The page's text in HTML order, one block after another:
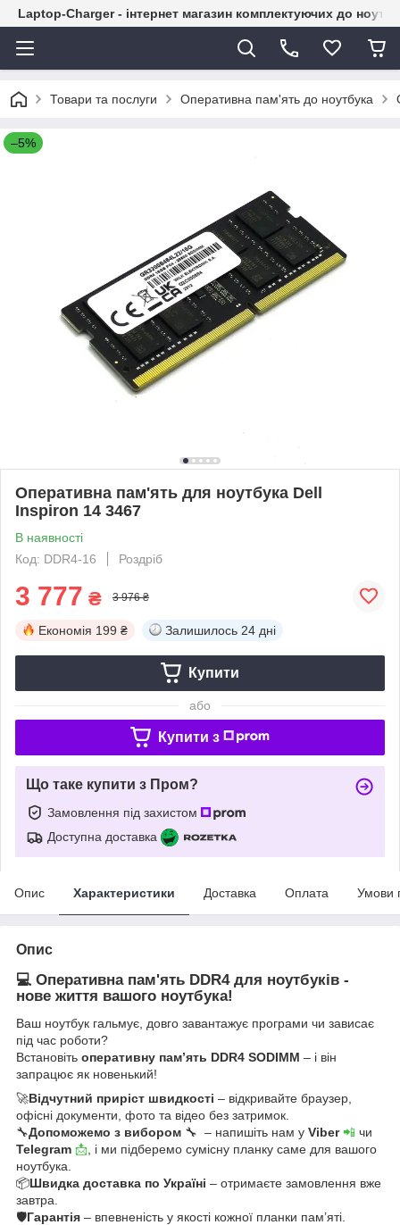
Laptop-Charger - інтернет магазин комплектуючих до
Товари та послуги Оперативна пам'ять до ноутбука
–5%
Оперативна пам'ять для ноутбука Dell
Inspiron 14 3467
В наявності
Код: DDR4-16
Роздріб
3 777 ₴ 3 976 ₴
Економія 199 ₴ Залишилось 24 дні
Купити
або
Купити з
Що таке купити з Пром?
Замовлення під захистом
Доступна доставка
Опис Характеристики Доставка Оплата Умови
Опис
💻 Оперативна пам'ять DDR4 для ноутбуків -
нове життя вашого ноутбука!
Ваш ноутбук гальмує, довго завантажує програми чи зависає
під час роботи?
Встановіть оперативну пам’ять DDR4 SODIMM – і він
запрацює як новенький!
🚀Відчутний приріст швидкості – відкривайте браузер,
офісні документи, фото та відео без затримок.
🔧Допоможемо з вибором 🔧 – напишіть нам у Viber📲 чи
Telegram 📩 , і ми підберемо сумісну планку саме для вашого
ноутбука.
📦Швидка доставка по Україні – отримаєте замовлення вже
завтра.
🛡Гарантія – впевненість у якості кожної планки пам’яті.